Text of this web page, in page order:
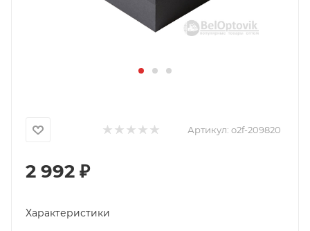
Артикул: o2f-209820
2 992 ₽
Характеристики